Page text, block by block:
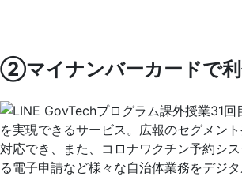
②マイナンバーカードで利